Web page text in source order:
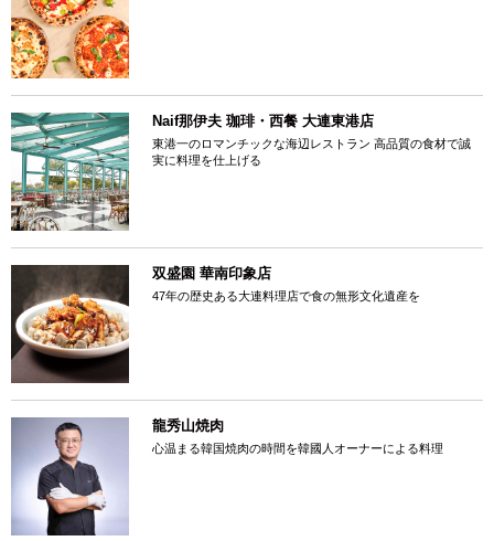
Naif那伊夫 珈琲・西餐 大連東港店
東港一のロマンチックな海辺レストラン 高品質の食材で誠
実に料理を仕上げる
双盛園 華南印象店
47年の歴史ある大連料理店で食の無形文化遺産を
龍秀山焼肉
心温まる韓国焼肉の時間を韓國人オーナーによる料理